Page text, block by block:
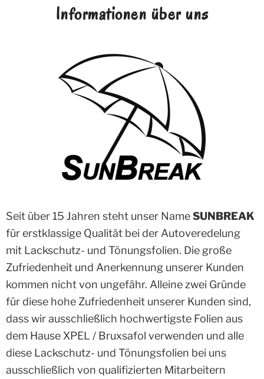
Informationen über uns
Seit über 15 Jahren steht unser NameSUNBREAK
für erstklassige Qualität bei der Autoveredelung
mit Lackschutz- und Tönungsfolien. Die große
Zufriedenheit und Anerkennung unserer Kunden
kommen nicht von ungefähr. Alleine zwei Gründe
für diese hohe Zufriedenheit unserer Kunden sind,
dass wir ausschließlich hochwertigste Folien aus
dem Hause XPEL / Bruxsafol verwenden und alle
diese Lackschutz- und Tönungsfolien bei uns
ausschließlich von qualifizierten Mitarbeitern